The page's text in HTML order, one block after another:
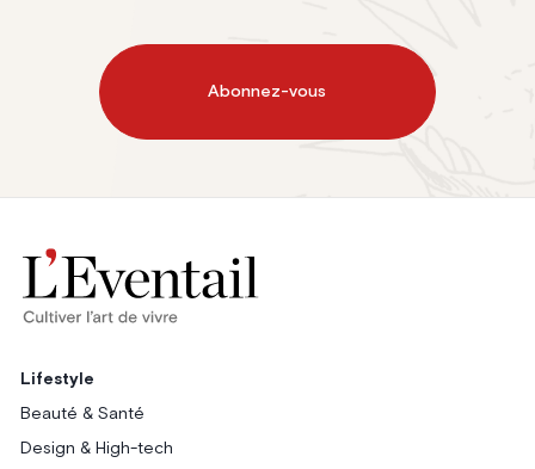
Abonnez-vous
Lifestyle
Beauté & Santé
Design & High-tech